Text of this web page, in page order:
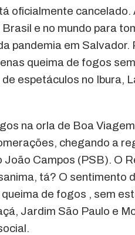
oficialmente
e no mundo para
pandemia em Salvador.
queima de fogos
espetáculos no Ibura,
na orla de Boa
chegando a
João Campos (PSB). O
tá? O sentimento
de fogos , sem
Jardim São Paulo e